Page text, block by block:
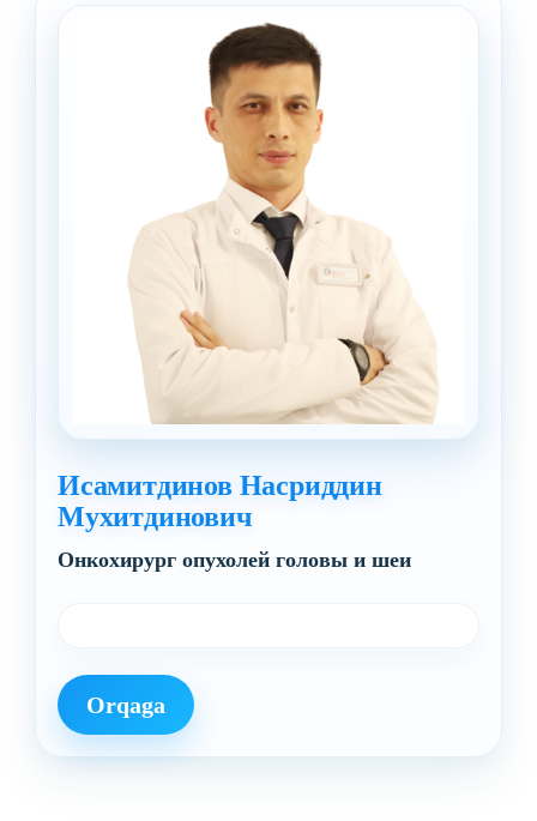
Исамитдинов Насриддин
Мухитдинович
Онкохирург опухолей головы и шеи
Orqaga